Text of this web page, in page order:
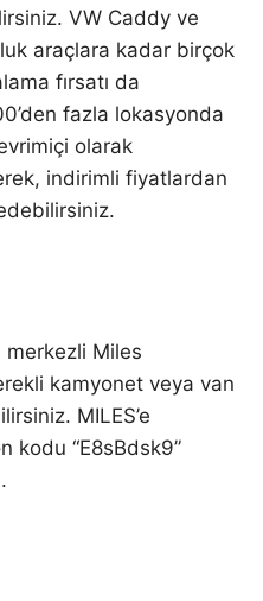
VW Caddy ve
araçlara kadar birçok
fırsatı da
fazla lokasyonda
olarak
indirimli fiyatlardan
merkezli Miles
kamyonet veya van
MILES’e
kodu “E8sBdsk9”